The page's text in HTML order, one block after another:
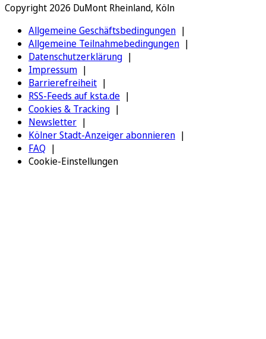
Copyright 2026 DuMont Rheinland, Köln
Allgemeine Geschäftsbedingungen
Allgemeine Teilnahmebedingungen
Datenschutzerklärung
Impressum
Barrierefreiheit
RSS-Feeds auf ksta.de
Cookies & Tracking
Newsletter
Kölner Stadt-Anzeiger abonnieren
FAQ
Cookie-Einstellungen